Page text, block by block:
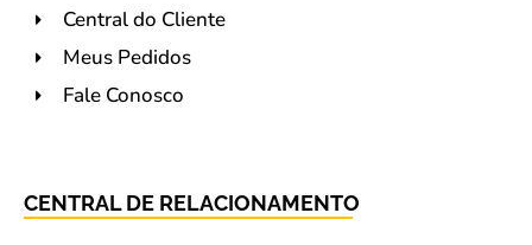
Central do Cliente
Meus Pedidos
Fale Conosco
CENTRAL DE RELACIONAMENTO